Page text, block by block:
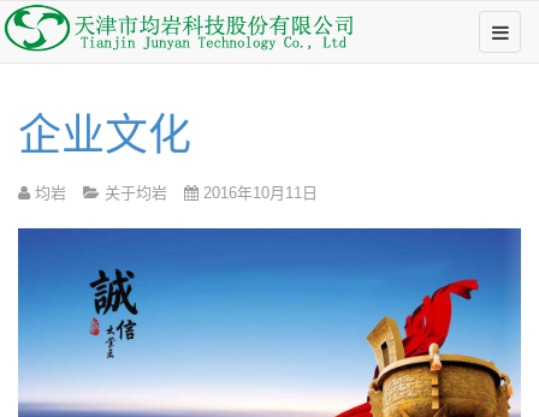
企业文化
均岩 关于均岩 2016年10月11日